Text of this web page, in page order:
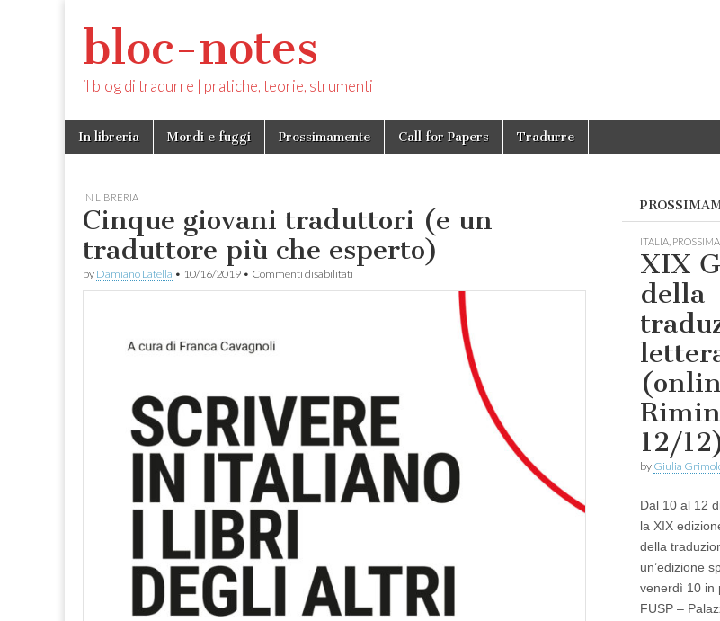
bloc-notes
il blog di tradurre | pratiche, teorie, strumenti
Main
menu
Skip
In libreria Mordi e fuggi Prossimamente Call for Papers Tradurre
IN LIBRERIA
Cinque giovani traduttori (e un
traduttore più che esperto)
by Damiano Latella • 10/16/2019 • Commenti disabilitati
Cinque
esperto)
ITALIA
XIX
della
12/
by Giulia
Dal 10 al 12
la XIX
della
un’edizione
venerdì 10 in
FUSP –